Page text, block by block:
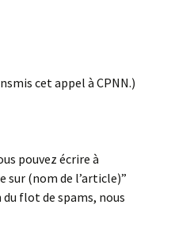
cet appel à CPNN.)
pouvez écrire à
(nom de l’article)”
flot de spams, nous